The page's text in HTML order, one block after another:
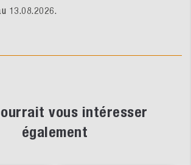
13.08.2026.
vous intéresser
également